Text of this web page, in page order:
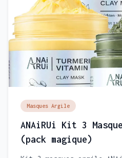
Masques Argile
ANAiRUi Kit 3
(pack magique)